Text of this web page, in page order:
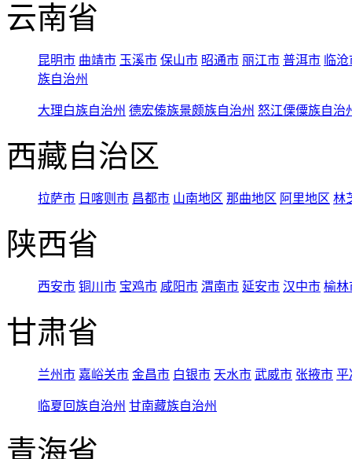
云南省
昆明市 曲靖市 玉溪市 保山市 昭通市 丽江市 普洱市 临
族自治州
大理白族自治州 德宏傣族景颇族自治州 怒江傈僳族自治
西藏自治区
拉萨市 日喀则市 昌都市 山南地区 那曲地区 阿里地区 林
陕西省
西安市 铜川市 宝鸡市 咸阳市 渭南市 延安市 汉中市 榆林
甘肃省
兰州市 嘉峪关市 金昌市 白银市 天水市 武威市 张掖市 平
临夏回族自治州 甘南藏族自治州
青海省